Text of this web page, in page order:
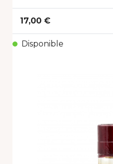
17,00 €
Disponible